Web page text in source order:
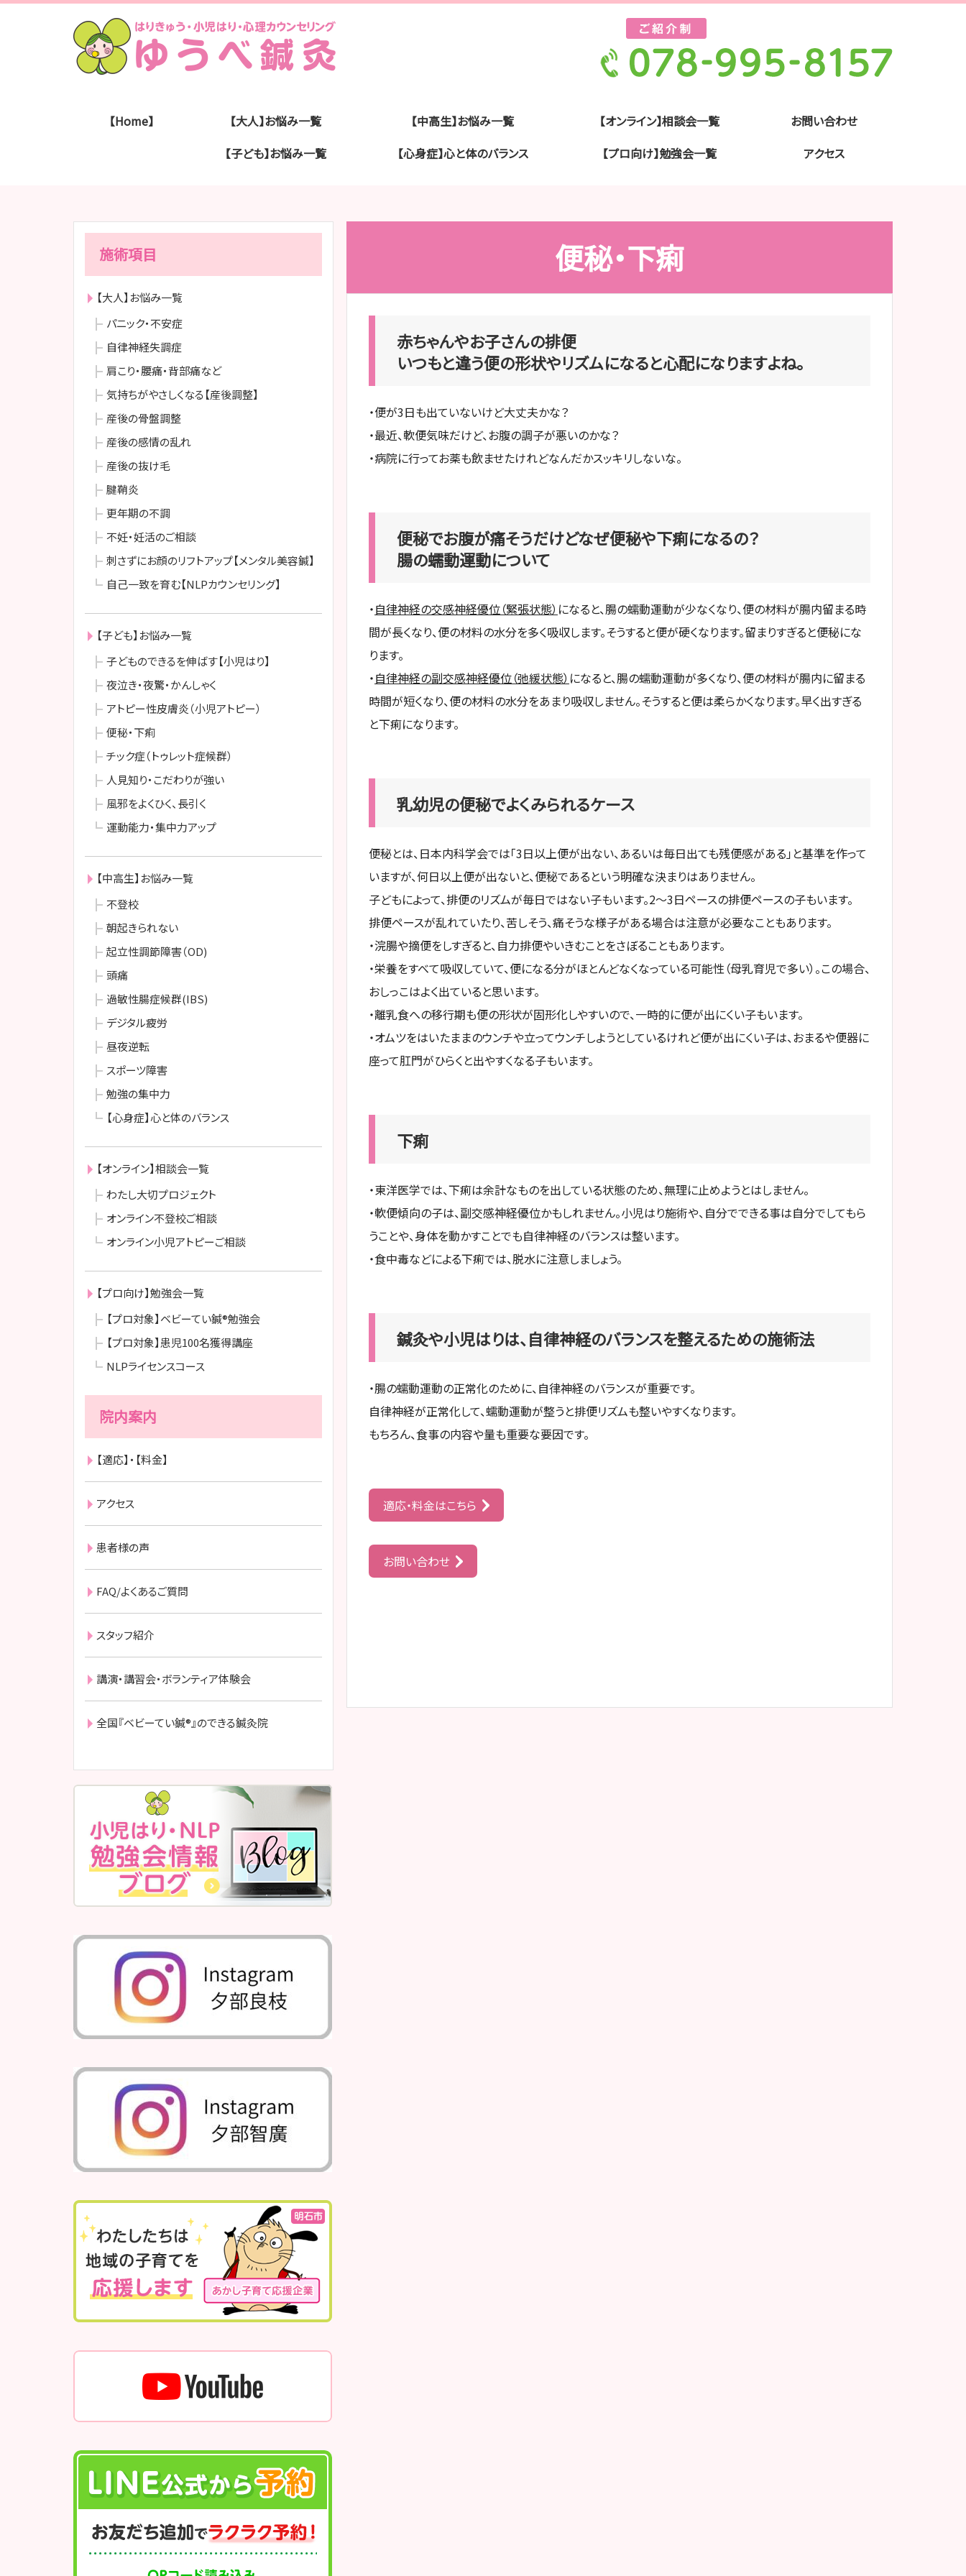
【Home】
【大人】お悩み一覧
【子ども】お悩み一覧
【中高生】お悩み一覧
【心身症】心と体のバランス
【オンライン】相談会一覧
【プロ向け】勉強会一覧
お問い合わせ
アクセス
便秘・下痢
赤ちゃんやお子さんの排便
いつもと違う便の形状やリズムになると心配になりますよね。
・便が3日も出ていないけど大丈夫かな？
・最近、軟便気味だけど、お腹の調子が悪いのかな？
・病院に行ってお薬も飲ませたけれどなんだかスッキリしないな。
便秘でお腹が痛そうだけどなぜ便秘や下痢になるの？
腸の蠕動運動について
・自律神経の交感神経優位（緊張状態） になると、腸の蠕動運動が少なくなり、便の材料が腸内留まる時
間が長くなり、便の材料の水分を多く吸収します。そうすると便が硬くなります。留まりすぎると便秘にな
ります。
・自律神経の副交感神経優位（弛緩状態） になると、腸の蠕動運動が多くなり、便の材料が腸内に留まる
時間が短くなり、便の材料の水分をあまり吸収しません。そうすると便は柔らかくなります。早く出すぎる
と下痢になります。
乳幼児の便秘でよくみられるケース
便秘とは、日本内科学会では「3日以上便が出ない、あるいは毎日出ても残便感がある」と基準を作って
いますが、何日以上便が出ないと、便秘であるという明確な決まりはありません。
子どもによって、排便のリズムが毎日ではない子もいます。2～3日ペースの排便ペースの子もいます。
排便ペースが乱れていたり、苦しそう、痛そうな様子がある場合は注意が必要なこともあります。
・浣腸や摘便をしすぎると、自力排便やいきむことをさぼることもあります。
・栄養をすべて吸収していて、便になる分がほとんどなくなっている可能性（母乳育児で多い）。この場合、
おしっこはよく出ていると思います。
・離乳食への移行期も便の形状が固形化しやすいので、一時的に便が出にくい子もいます。
・オムツをはいたままのウンチや立ってウンチしようとしているけれど便が出にくい子は、おまるや便器に
座って肛門がひらくと出やすくなる子もいます。
下痢
・東洋医学では、下痢は余計なものを出している状態のため、無理に止めようとはしません。
・軟便傾向の子は、副交感神経優位かもしれません。小児はり施術や、自分でできる事は自分でしてもら
うことや、身体を動かすことでも自律神経のバランスは整います。
・食中毒などによる下痢では、脱水に注意しましょう。
鍼灸や小児はりは、自律神経のバランスを整えるための施術法
・腸の蠕動運動の正常化のために、自律神経のバランスが重要です。
自律神経が正常化して、蠕動運動が整うと排便リズムも整いやすくなります。
もちろん、食事の内容や量も重要な要因です。
適応・料金はこちら
お問い合わせ
施術項目
【大人】お悩み一覧
パニック・不安症
自律神経失調症
肩こり・腰痛・背部痛など
気持ちがやさしくなる【産後調整】
産後の骨盤調整
産後の感情の乱れ
産後の抜け毛
腱鞘炎
更年期の不調
不妊・妊活のご相談
刺さずにお顔のリフトアップ【メンタル美容鍼】
自己一致を育む【NLPカウンセリング】
【子ども】お悩み一覧
子どものできるを伸ばす【小児はり】
夜泣き・夜驚・かんしゃく
アトピー性皮膚炎（小児アトピー）
便秘・下痢
チック症（トゥレット症候群）
人見知り・こだわりが強い
風邪をよくひく、長引く
運動能力・集中力アップ
【中高生】お悩み一覧
不登校
朝起きられない
起立性調節障害（OD)
頭痛
過敏性腸症候群(IBS)
デジタル疲労
昼夜逆転
スポーツ障害
勉強の集中力
【心身症】心と体のバランス
【オンライン】相談会一覧
わたし大切プロジェクト
オンライン不登校ご相談
オンライン小児アトピーご相談
【プロ向け】勉強会一覧
【プロ対象】ベビーてい鍼®勉強会
【プロ対象】患児100名獲得講座
NLPライセンスコース
院内案内
【適応】・【料金】
アクセス
患者様の声
FAQ/よくあるご質問
スタッフ紹介
講演・講習会・ボランティア体験会
全国『ベビーてい鍼®』のできる鍼灸院